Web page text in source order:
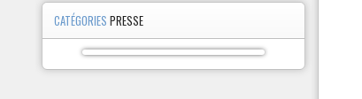
CATÉGORIESPRESSE